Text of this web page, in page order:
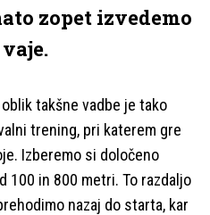
zopet izvedemo
takšne vadbe je tako
trening, pri katerem gre
Izberemo si določeno
100 in 800 metri. To razdaljo
nazaj do starta, kar